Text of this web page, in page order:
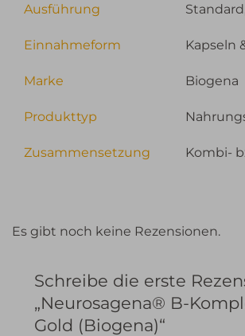
Ausführung
Einnahmeform Kapseln
Marke Biogena
Produkttyp
Zusammensetzung Kombi-
Es gibt noch keine Rezensionen.
Schreibe die erste
„Neurosagena® B-
Gold (Biogena)“